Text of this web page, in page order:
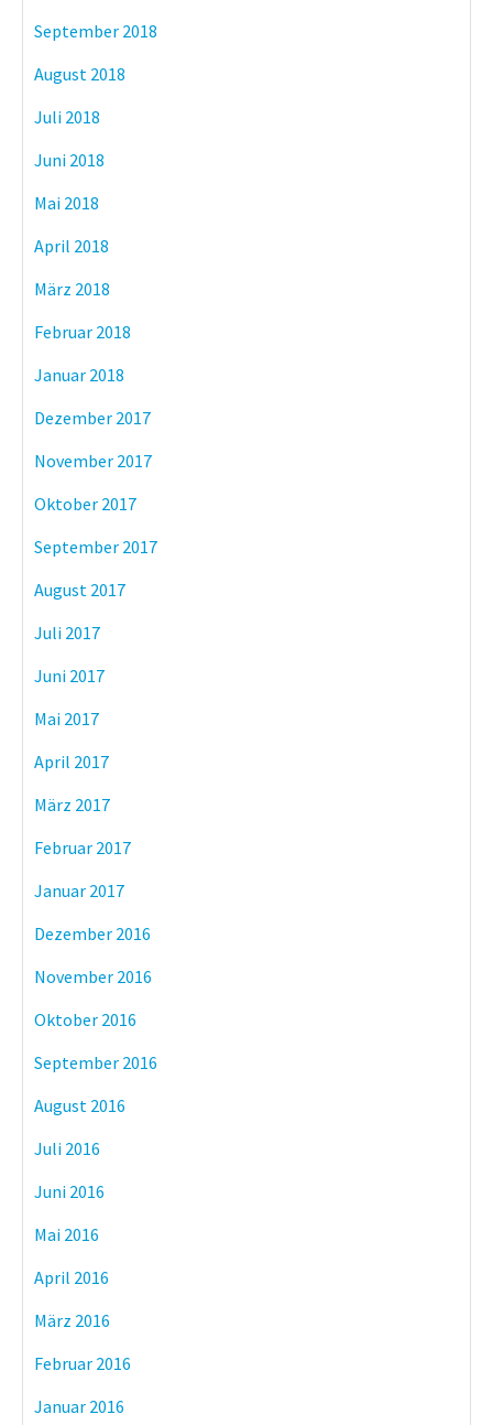
September 2018
August 2018
Juli 2018
Juni 2018
Mai 2018
April 2018
März 2018
Februar 2018
Januar 2018
Dezember 2017
November 2017
Oktober 2017
September 2017
August 2017
Juli 2017
Juni 2017
Mai 2017
April 2017
März 2017
Februar 2017
Januar 2017
Dezember 2016
November 2016
Oktober 2016
September 2016
August 2016
Juli 2016
Juni 2016
Mai 2016
April 2016
März 2016
Februar 2016
Januar 2016